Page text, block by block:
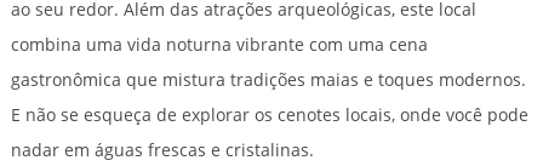
ao seu redor. Além das atrações arqueológicas, este local
combina uma vida noturna vibrante com uma cena
gastronômica que mistura tradições maias e toques modernos.
E não se esqueça de explorar os cenotes locais, onde você pode
nadar em águas frescas e cristalinas.